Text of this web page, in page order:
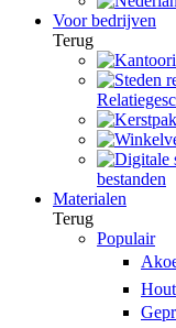
Voor bedrijven
Terug
bestanden
Materialen
Terug
Populair